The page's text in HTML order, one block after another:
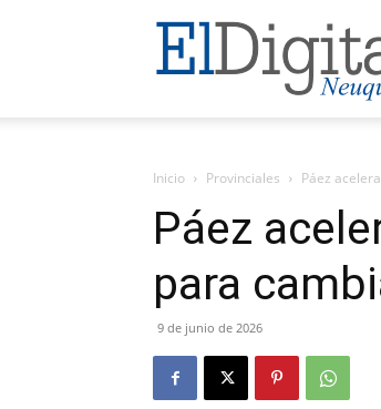
El
Digital
Neuquen
Inicio Provinciales Páez
Páez
para
9 de junio de 2026